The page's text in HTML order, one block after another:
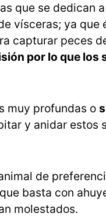
que se dedican
vísceras; ya que
capturar peces
por lo que los
muy profundas o
y anidar estos
de
basta con
molestados.